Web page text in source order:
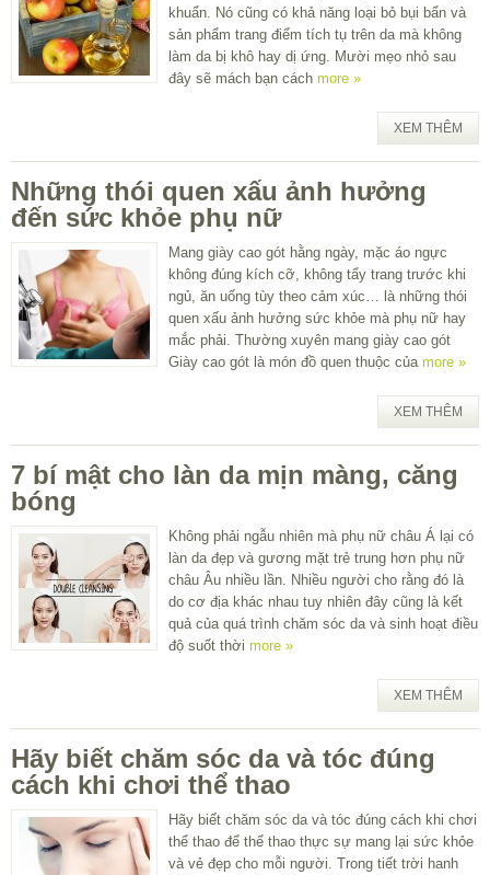
khuẩn. Nó cũng có khả năng loại bỏ bụi bẩn và
sản phẩm trang điểm tích tụ trên da mà không
làm da bị khô hay dị ứng. Mười mẹo nhỏ sau
đây sẽ mách bạn cách more »
XEM THÊM
Những thói quen xấu ảnh hưởng
đến sức khỏe phụ nữ
Mang giày cao gót hằng ngày, mặc áo ngực
không đúng kích cỡ, không tẩy trang trước khi
ngủ, ăn uống tùy theo cảm xúc… là những thói
quen xấu ảnh hưởng sức khỏe mà phụ nữ hay
mắc phải. Thường xuyên mang giày cao gót
Giày cao gót là món đồ quen thuộc của more »
XEM THÊM
7 bí mật cho làn da mịn màng, căng
bóng
Không phải ngẫu nhiên mà phụ nữ châu Á lại có
làn da đẹp và gương mặt trẻ trung hơn phụ nữ
châu Âu nhiều lần. Nhiều người cho rằng đó là
do cơ địa khác nhau tuy nhiên đây cũng là kết
quả của quá trình chăm sóc da và sinh hoạt điều
độ suốt thời more »
XEM THÊM
Hãy biết chăm sóc da và tóc đúng
cách khi chơi thể thao
Hãy biết chăm sóc da và tóc đúng cách khi chơi
thể thao để thể thao thực sự mang lại sức khỏe
và vẻ đẹp cho mỗi người. Trong tiết trời hanh